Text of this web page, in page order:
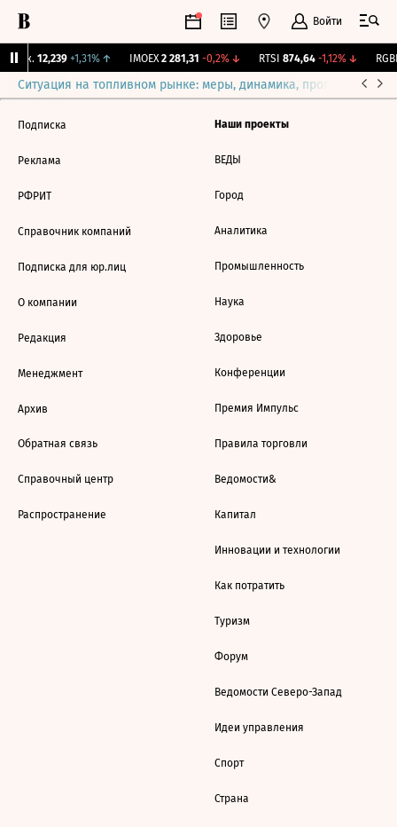
Войти
Бирж. 12,239 +1,31%↑ IMOEX 2 281,31 -0,2%↓ RTSI 874,64 -1,12%↓ RGBI
Ситуация на топливном рынке: меры, динамика, прогнозы
Подписка
Реклама
РФРИТ
Справочник компаний
Подписка для юр.лиц
О компании
Редакция
Менеджмент
Архив
Обратная связь
Справочный центр
Распространение
Наши проекты
ВЕДЫ
Город
Аналитика
Промышленность
Наука
Здоровье
Конференции
Премия Импульс
Правила торговли
Ведомости&
Капитал
Инновации и технологии
Как потратить
Туризм
Форум
Ведомости Северо-Запад
Идеи управления
Спорт
Страна